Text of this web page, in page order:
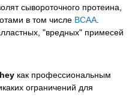
сывороточного протеина,
в том числе ВСАА
"вредных" примесей
как профессиональным
ограничений для